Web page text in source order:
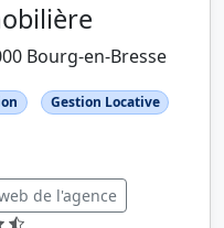
Bourg-en-Bresse
Gestion Locative
de l'agence